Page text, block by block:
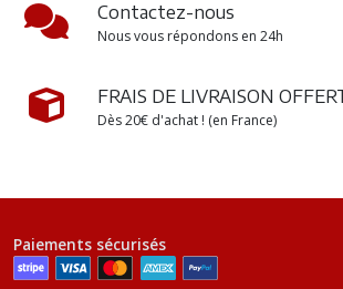
Contactez-nous
Nous vous répondons en 24h
FRAIS DE LIVRAISON
Dès 20€ d'achat ! (en France)
Paiements sécurisés